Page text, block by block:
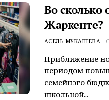
Во сколько
Жаркенте?
АСЕЛЬ МУКАШЕВА
Приближение
периодом
семейного
школьной...